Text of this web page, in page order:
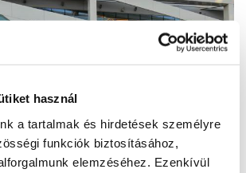
használ
a tartalmak és hirdetések személyre
funkciók biztosításához,
elemzéséhez. Ezenkívül